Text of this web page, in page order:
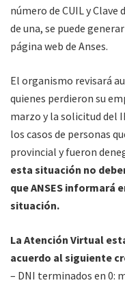
número de CUIL y Clave
de una, se puede
página web de Anses.
El organismo revisará
quienes perdieron su
marzo y la solicitud del
los casos de personas
provincial y fueron
esta situación no
que ANSES informará
situación.
La Atención Virtual
acuerdo al siguiente
– DNI terminados en 0: